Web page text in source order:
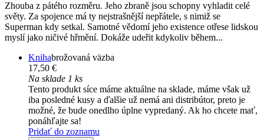
Zhouba z pátého rozměru. Jeho zbraně jsou schopny vyhladit celé
světy. Za spojence má ty nejstrašnější nepřátele, s nimiž se
Superman kdy setkal. Samotné vědomí jeho existence otřese lidskou
myslí jako ničivé hřmění. Dokáže udeřit kdykoliv během...
Knihabrožovaná väzba
17,50 €
Na sklade 1 ks
Tento produkt síce máme aktuálne na sklade, máme však už
iba posledné kusy a ďalšie už nemá ani distribútor, preto je
možné, že bude onedlho úplne vypredaný. Ak ho chcete mať,
ponáhľajte sa!
Pridať do zoznamu